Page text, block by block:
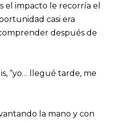
el impacto le recorría el
casi era
después de
“yo… llegué tarde, me
la mano y con